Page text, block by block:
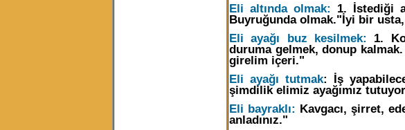
Eli altında olmak: 1. İstediği
Buyruğunda olmak."İyi bir
Eli ayağı buz kesilmek:
1.
duruma gelmek, donup
girelim içeri."
Eli ayağı tutmak: İş
şimdilik elimiz ayağımız
Eli bayraklı: Kavgacı, şirret,
anladınız."